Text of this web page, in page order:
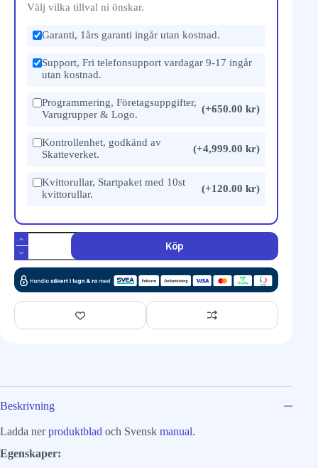
Välj vilka tillval ni önskar.
Garanti, 1års garanti ingår utan kostnad.
Support, Fri telefonsupport vardagar 9-17 ingår
utan kostnad.
Programmering, Företagsuppgifter,
Varugrupper & Logo.
(+650.00 kr)
Kontrollenhet, godkänd av
Skatteverket.
(+4,999.00 kr)
Kvittorullar, Startpaket med 10st
kvittorullar.
(+120.00 kr)
Köp
Beskrivning
Ladda nerproduktblad och Svensk manual.
Egenskaper: